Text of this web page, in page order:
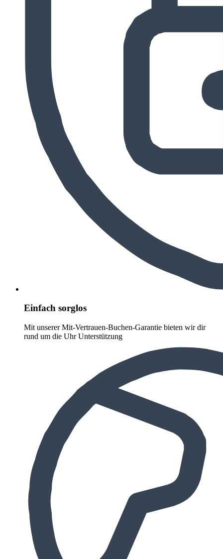
Einfach sorglos
Mit unserer Mit-Vertrauen-Buchen-Garantie bieten wir dir
rund um die Uhr Unterstützung